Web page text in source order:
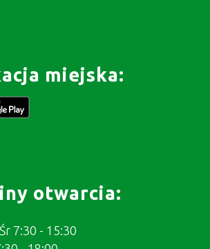
miejska:
otwarcia:
7:30 - 15:30